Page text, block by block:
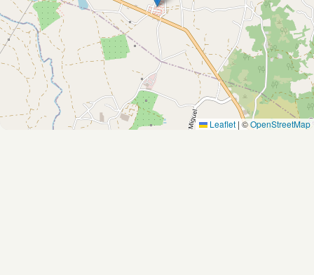
Leaflet | ©OpenStreetMap